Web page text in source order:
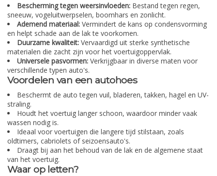
Bescherming tegen weersinvloeden: Bestand tegen regen,
sneeuw, vogeluitwerpselen, boomhars en zonlicht.
Ademend materiaal: Vermindert de kans op condensvorming
en helpt schade aan de lak te voorkomen.
Duurzame kwaliteit: Vervaardigd uit sterke synthetische
materialen die zacht zijn voor het voertuigoppervlak.
Universele pasvormen: Verkrijgbaar in diverse maten voor
verschillende typen auto's.
Voordelen van een autohoes
Beschermt de auto tegen vuil, bladeren, takken, hagel en UV-
straling.
Houdt het voertuig langer schoon, waardoor minder vaak
wassen nodig is.
Ideaal voor voertuigen die langere tijd stilstaan, zoals
oldtimers, cabriolets of seizoensauto's.
Draagt bij aan het behoud van de lak en de algemene staat
van het voertuig.
Waar op letten?